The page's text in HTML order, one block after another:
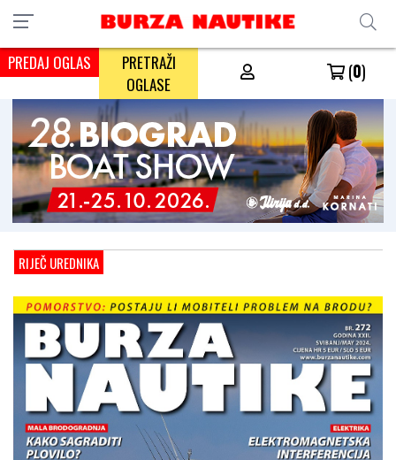
PREDAJ OGLAS
PRETRAŽI
OGLASE
(0)
RIJEČ UREDNIKA